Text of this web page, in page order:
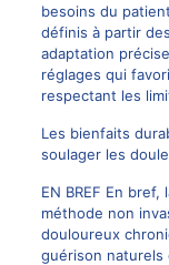
besoins du
définis à partir
adaptation
réglages qui
respectant les
Les bienfaits
soulager les
EN BREF En
méthode non
douloureux
guérison naturels